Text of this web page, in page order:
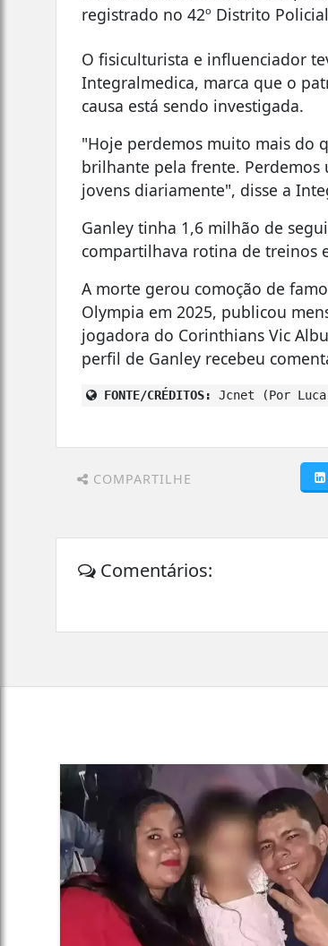
registrado no 42º Distrito
O fisiculturista e influenciador
Integralmedica, marca que o
causa está sendo investigada.
"Hoje perdemos muito mais do
brilhante pela frente.
jovens diariamente", disse a
Ganley tinha 1,6 milhão de
compartilhava rotina de treinos
A morte gerou comoção de
Olympia em 2025, publicou
jogadora do Corinthians Vic
perfil de Ganley recebeu
FONTE/CRÉDITOS: Jcnet (Por
COMPARTILHE
Comentários: